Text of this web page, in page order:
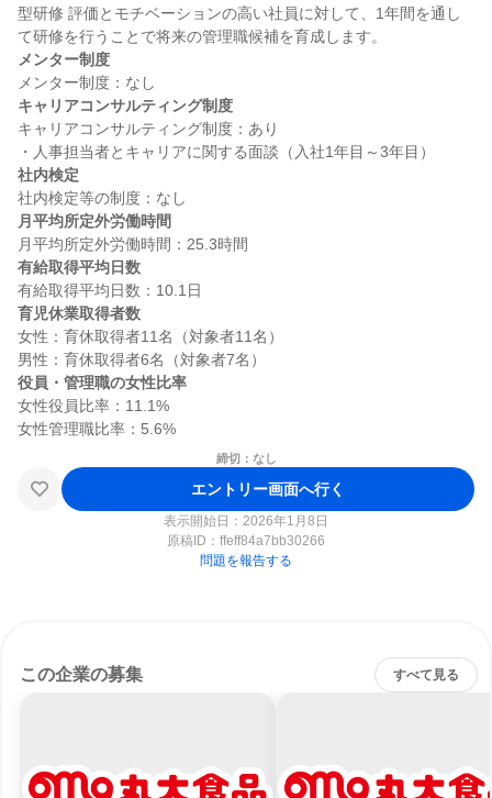
型研修 評価とモチベーションの高い社員に対して、1年間を通し
メンター制度
キャリアコンサルティング制度
キャリアコンサルティング制度：あり
社内検定
月平均所定外労働時間
有給取得平均日数
育児休業取得者数
女性：育休取得者11名（対象者11名）
役員・管理職の女性比率
女性役員比率：11.1%
締切：なし
エントリー画面へ行く
表示開始日：2026年1月8日
原稿ID： ffeff84a7bb30266
問題を報告する
この企業の募集 すべて見る